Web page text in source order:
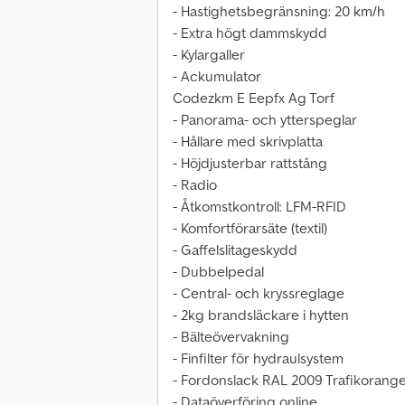
- Hastighetsbegränsning: 20 km/h
- Extra högt dammskydd
- Kylargaller
- Ackumulator
Codezkm E Eepfx Ag Torf
- Panorama- och ytterspeglar
- Hållare med skrivplatta
- Höjdjusterbar rattstång
- Radio
- Åtkomstkontroll: LFM-RFID
- Komfortförarsäte (textil)
- Gaffelslitageskydd
- Dubbelpedal
- Central- och kryssreglage
- 2kg brandsläckare i hytten
- Bälteövervakning
- Finfilter för hydraulsystem
- Fordonslack RAL 2009